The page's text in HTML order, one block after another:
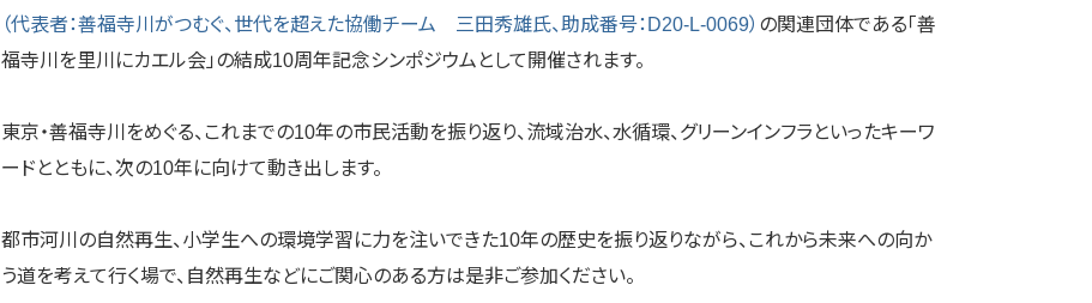
（代表者：善福寺川がつむぐ、世代を超えた協働チーム 三田秀雄氏、助成番号：D20-L-0069） の関連団体である「善
福寺川を里川にカエル会」の結成10周年記念シンポジウムとして開催されます。
東京・善福寺川をめぐる、これまでの10年の市民活動を振り返り、流域治水、水循環、グリーンインフラといったキーワ
ードとともに、次の10年に向けて動き出します。
都市河川の自然再生、小学生への環境学習に力を注いできた10年の歴史を振り返りながら、これから未来への向か
う道を考えて行く場で、自然再生などにご関心のある方は是非ご参加ください。